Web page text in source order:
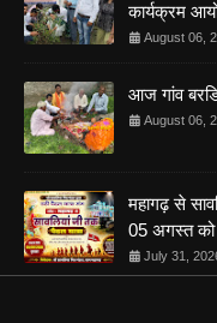
कार्यक्रम
August 06,
आज गांव
August 06,
महागढ़ से
05 अगस्त को
July 31,